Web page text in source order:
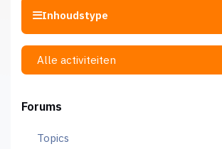
Inhoudstype
Alle activiteiten
Forums
Topics